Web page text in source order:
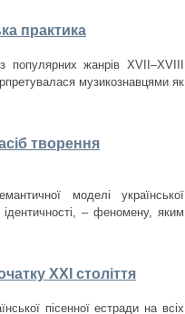
практика
жанрів XVII–XVIII
музикознавцями як
творення
моделі української
ідентичності, – феномену, яким
ХХІ століття
пісенної естради на всіх